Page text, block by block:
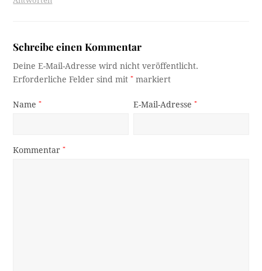
Schreibe einen Kommentar
Deine E-Mail-Adresse wird nicht veröffentlicht.
Erforderliche Felder sind mit* markiert
Name* E-Mail-Adresse*
Kommentar*